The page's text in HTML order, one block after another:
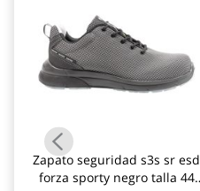
Zapato seguridad s3s sr esd
forza sporty negro talla 44